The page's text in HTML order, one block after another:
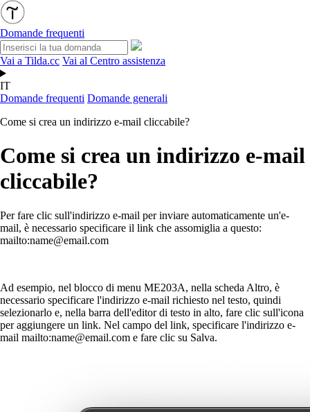
Domande frequenti
Vai a Tilda.cc Vai al Centro assistenza
IT
Domande frequenti Domande generali
Come si crea un indirizzo e-mail cliccabile?
Come si crea un indirizzo e-mail
cliccabile?
Per fare clic sull'indirizzo e-mail per inviare automaticamente un'e-
mail, è necessario specificare il link che assomiglia a questo:
mailto:name@email.com
Ad esempio, nel blocco di menu ME203A, nella scheda Altro, è
necessario specificare l'indirizzo e-mail richiesto nel testo, quindi
selezionarlo e, nella barra dell'editor di testo in alto, fare clic sull'icona
per aggiungere un link. Nel campo del link, specificare l'indirizzo e-
mail mailto:name@email.com e fare clic su Salva.